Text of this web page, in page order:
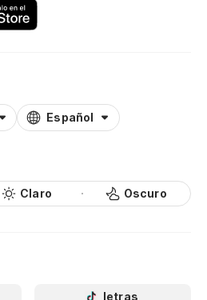
Español
Claro Oscuro
letras